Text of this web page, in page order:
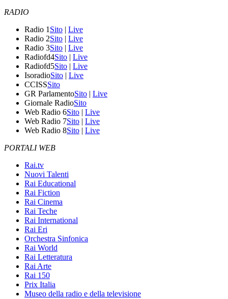
RADIO
Radio 1 Sito | Live
Radio 2Sito | Live
Radio 3Sito | Live
Radiofd4Sito | Live
Radiofd5Sito | Live
IsoradioSito | Live
CCISSSito
GR ParlamentoSito | Live
Giornale RadioSito
Web Radio 6Sito | Live
Web Radio 7Sito | Live
Web Radio 8Sito | Live
PORTALI WEB
Rai.tv
Nuovi Talenti
Rai Educational
Rai Fiction
Rai Cinema
Rai Teche
Rai International
Rai Eri
Orchestra Sinfonica
Rai World
Rai Letteratura
Rai Arte
Rai 150
Prix Italia
Museo della radio e della televisione